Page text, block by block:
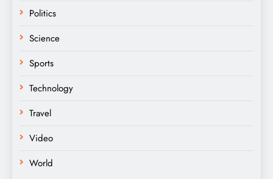
Politics
Science
Sports
Technology
Travel
Video
World